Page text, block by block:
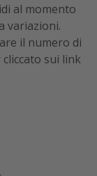
al momento
variazioni.
il numero di
sui link